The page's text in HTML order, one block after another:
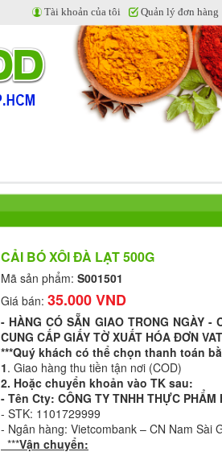
Tài khoản của tôi Quản lý đơn hàng
CẢI BÓ XÔI ĐÀ LẠT 500G
Mã sản phẩm: S001501
Giá bán: 35.000 VND
- HÀNG CÓ SẴN GIAO TRONG NGÀY -
CUNG CẤP GIẤY TỜ XUẤT HÓA ĐƠN
***Quý khách có thể chọn thanh toán
1. Giao hàng thu tiền tận nơi (COD)
2. Hoặc chuyển khoản vào TK sau:
- Tên Cty: CÔNG TY TNHH THỰC PHẨM
- STK: 1101729999
- Ngân hàng: Vietcombank – CN Nam Sài
***Vận chuyển: